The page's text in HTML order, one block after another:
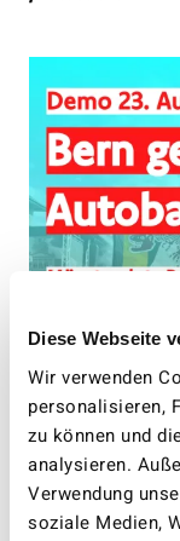
Diese Webseite
Wir verwenden
personalisieren,
zu können und
analysieren.
Verwendung
soziale Medien,